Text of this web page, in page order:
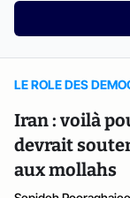
LE ROLE DES
Iran : voilà
devrait
aux mollahs